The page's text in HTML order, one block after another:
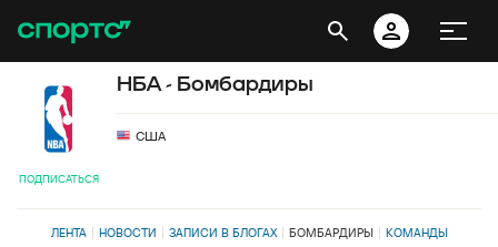
ПОДПИСАТЬСЯ
НБА - Бомбардиры
США
ЛЕНТА НОВОСТИ ЗАПИСИ В БЛОГАХ БОМБАРДИРЫ КОМАНДЫ